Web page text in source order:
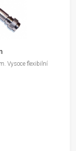
Vysoce flexibilní